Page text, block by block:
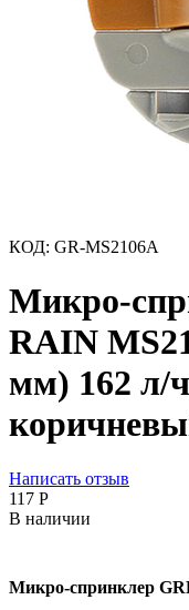
КОД: GR-MS2106A
Микро-
RAIN
мм) 162 л/
Написать отзыв
‍117‍ Р
В наличии
Микро-спринклер